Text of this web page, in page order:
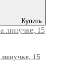
Купить
15